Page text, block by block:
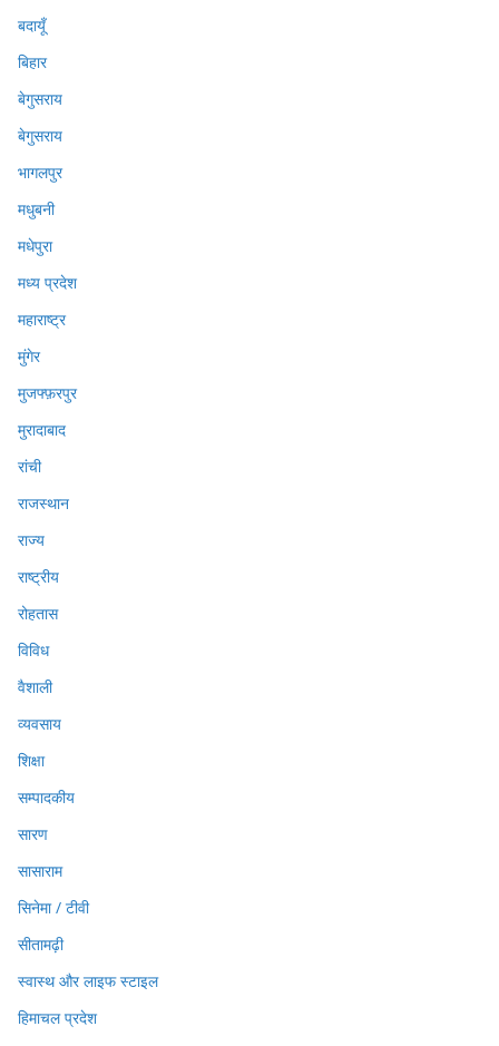
बदायूँ
बिहार
बेगुसराय
बेगुसराय
भागलपुर
मधुबनी
मधेपुरा
मध्य प्रदेश
महाराष्ट्र
मुंगेर
मुजफ्फ़रपुर
मुरादाबाद
रांची
राजस्थान
राज्य
राष्ट्रीय
रोहतास
विविध
वैशाली
व्यवसाय
शिक्षा
सम्पादकीय
सारण
सासाराम
सिनेमा / टीवी
सीतामढ़ी
स्वास्थ और लाइफ स्टाइल
हिमाचल प्रदेश